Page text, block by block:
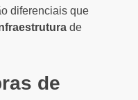
diferenciais que
de
de